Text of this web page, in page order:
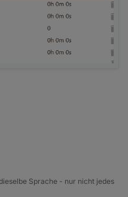
Sprache - nur nicht jedes